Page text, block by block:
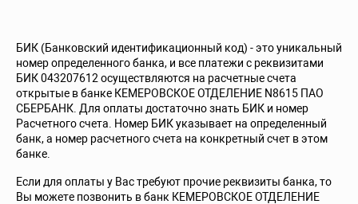
БИК (Банковский идентификационный код) - это уникальный
номер определенного банка, и все платежи с реквизитами
БИК 043207612 осуществляются на расчетные счета
открытые в банке КЕМЕРОВСКОЕ ОТДЕЛЕНИЕ N8615 ПАО
СБЕРБАНК. Для оплаты достаточно знать БИК и номер
Расчетного счета. Номер БИК указывает на определенный
банк, а номер расчетного счета на конкретный счет в этом
банке.
Если для оплаты у Вас требуют прочие реквизиты банка, то
Вы можете позвонить в банк КЕМЕРОВСКОЕ ОТДЕЛЕНИЕ